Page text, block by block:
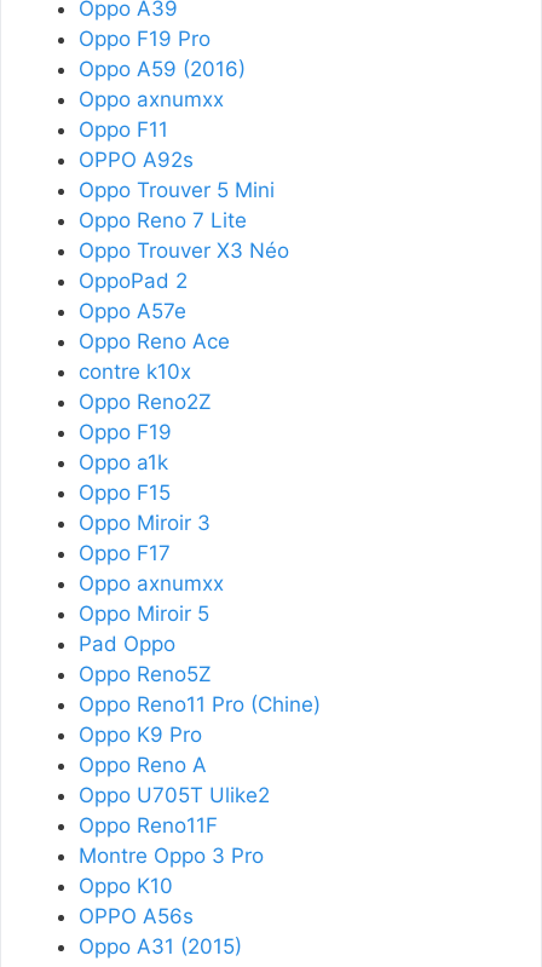
Oppo A39
Oppo F19 Pro
Oppo A59 (2016)
Oppo axnumxx
Oppo F11
OPPO A92s
Oppo Trouver 5 Mini
Oppo Reno 7 Lite
Oppo Trouver X3 Néo
OppoPad 2
Oppo A57e
Oppo Reno Ace
contre k10x
Oppo Reno2Z
Oppo F19
Oppo a1k
Oppo F15
Oppo Miroir 3
Oppo F17
Oppo axnumxx
Oppo Miroir 5
Pad Oppo
Oppo Reno5Z
Oppo Reno11 Pro (Chine)
Oppo K9 Pro
Oppo Reno A
Oppo U705T Ulike2
Oppo Reno11F
Montre Oppo 3 Pro
Oppo K10
OPPO A56s
Oppo A31 (2015)